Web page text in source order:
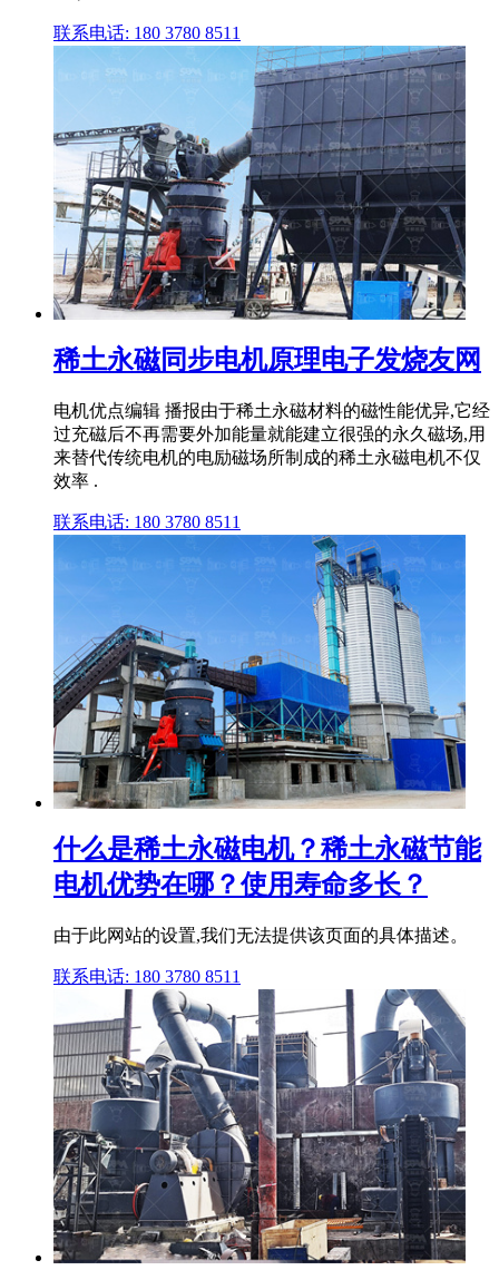
联系电话: 180 3780 8511
稀土永磁同步电机原理电子发烧友网
电机优点编辑 播报由于稀土永磁材料的磁性能优异,它经
过充磁后不再需要外加能量就能建立很强的永久磁场,用
来替代传统电机的电励磁场所制成的稀土永磁电机不仅
效率 .
联系电话: 180 3780 8511
什么是稀土永磁电机？稀土永磁节能
电机优势在哪？使用寿命多长？
由于此网站的设置,我们无法提供该页面的具体描述。
联系电话: 180 3780 8511